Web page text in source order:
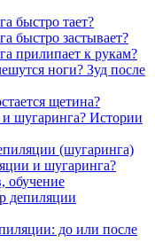
быстро тает?
быстро застывает?
прилипает к рукам?
ноги? Зуд после
щетина?
шугаринга? Истории
(шугаринга)
и шугаринга?
обучение
депиляции
до или после